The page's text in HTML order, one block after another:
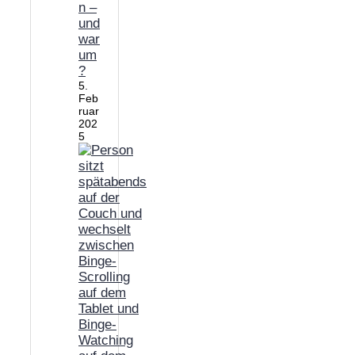
n –
und
war
um
?
5.
Feb
ruar
202
5